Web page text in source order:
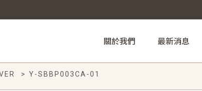
關於我們 最新消息
> Y-SBBP003CA-01